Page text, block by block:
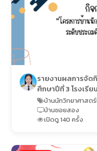
รายงานผลการจัด
ศึกษาปีที่ 3 โรงเรี
อุปถัมภ์)
บ้านนักวิทยาศาสต
บ้านซอยสอง
เปิดดู 140 ครั้ง